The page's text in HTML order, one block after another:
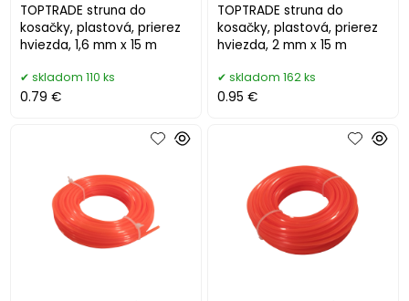
TOPTRADE struna do
kosačky, plastová, prierez
hviezda, 1,6 mm x 15 m
skladom 110 ks
0.79 €
TOPTRADE struna do
kosačky, plastová, prierez
hviezda, 2 mm x 15 m
skladom 162 ks
0.95 €